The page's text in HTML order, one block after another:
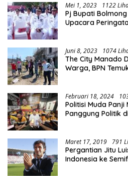
Mei 1, 2023 1122
Pj Bupati
Upacara
Juni 8, 2023 1074
The City Manado
Warga, BPN
Februari 18, 2024
Politisi Muda
Panggung Politik
Maret 17, 2019 791
Pergantian Jitu
Indonesia ke